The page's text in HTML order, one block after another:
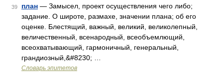
39 план — Замысел, проект осуществления чего либо;
задание. О широте, размахе, значении плана; об его
оценке. Блестящий, важный, великий, великолепный,
величественный, всенародный, всеобъемлющий,
всеохватывающий, гармоничный, генеральный,
грандиозный,&#8230; …
Словарь эпитетов